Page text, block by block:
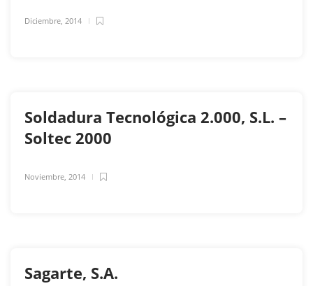
Diciembre, 2014
Soldadura Tecnológica 2.000, S.L. –
Soltec 2000
Noviembre, 2014
Sagarte, S.A.